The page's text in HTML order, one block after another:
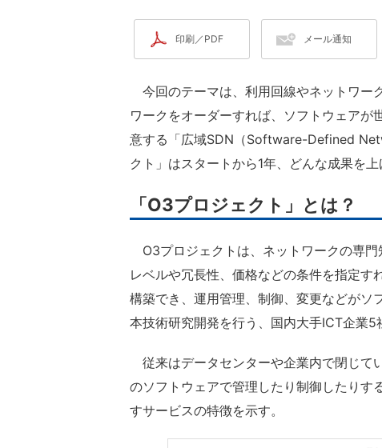
印刷／PDF メール通知
今回のテーマは、利用回線やネットワー
ワークをオーダーすれば、ソフトウェア
意する「広域SDN（Software-Defined
クト」はスタートから1年、どんな成果を上
「O3プロジェクト」とは？
O3プロジェクトは、ネットワークの専
レベルや冗長性、価格などの条件を指定
構築でき、運用管理、制御、変更などがソ
本技術研究開発を行う、国内大手ICT企業5
従来はデータセンターや企業内で閉じて
のソフトウェアで管理したり制御したりす
すサービスの特徴を示す。